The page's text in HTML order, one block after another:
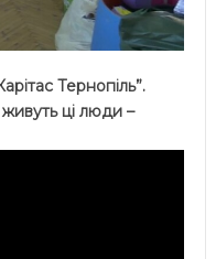
Тернопіль”.
ці люди –